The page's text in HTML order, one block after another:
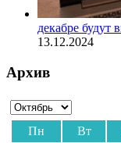
декабре будут
13.12.2024
Архив
Пн Вт